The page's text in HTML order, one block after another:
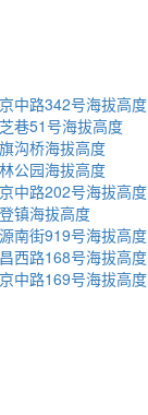
中路342号海拔高度
巷51号海拔高度
沟桥海拔高度
公园海拔高度
中路202号海拔高度
镇海拔高度
南街919号海拔高度
西路168号海拔高度
中路169号海拔高度